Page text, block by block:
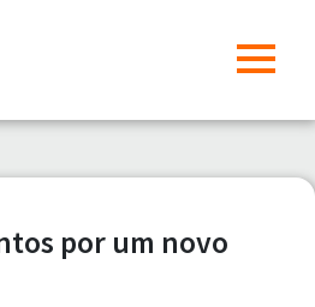
por um novo